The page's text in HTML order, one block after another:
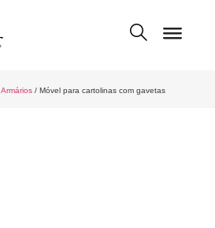
Armários/ Móvel para cartolinas com gavetas